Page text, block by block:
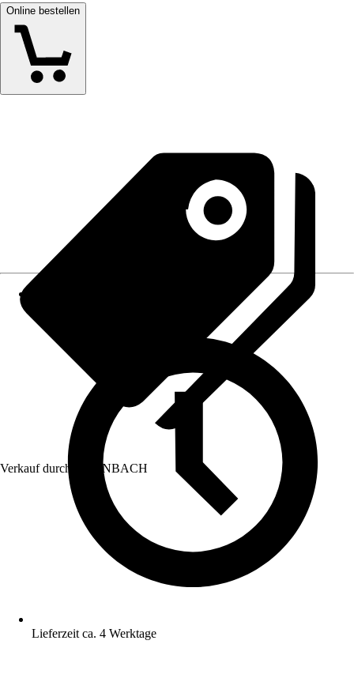
Online bestellen
Verkauf durch: HORNBACH
Lieferzeit ca. 4 Werktage